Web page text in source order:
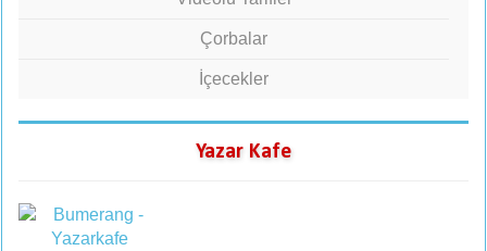
Çorbalar
İçecekler
Yazar Kafe